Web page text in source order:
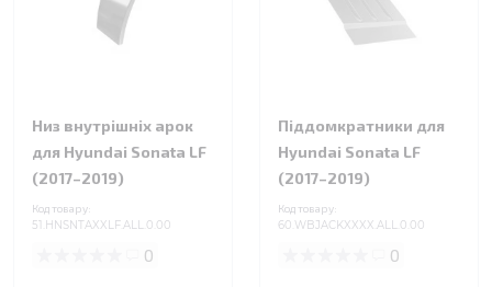
Низ внутрішніх арок
для Hyundai Sonata LF
(2017–2019)
Код товару:
51.HNSNTAXXLF.ALL.0.00
0
Піддомкратники для
Hyundai Sonata LF
(2017–2019)
Код товару:
60.WBJACKXXXX.ALL.0.00
0